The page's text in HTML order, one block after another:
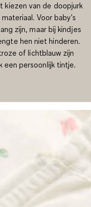
kiezen van de doopjurk
Voor baby's
zijn, maar bij kindjes
hen niet hinderen.
of lichtblauw zijn
een persoonlijk tintje.